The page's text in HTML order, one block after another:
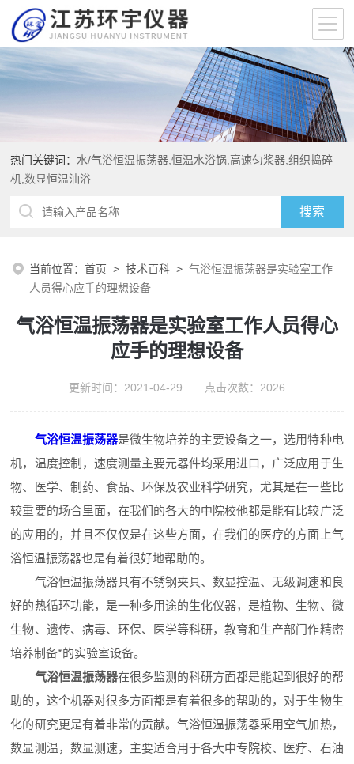
热门关键词： 水/气浴恒温振荡器,恒温水浴锅,高速匀浆器,组织捣碎
机,数显恒温油浴
当前位置：首页 >技术百科 >气浴恒温振荡器是实验室工作
人员得心应手的理想设备
气浴恒温振荡器是实验室工作人员得心
应手的理想设备
更新时间：2021-04-29 点击次数：2026
气浴恒温振荡器是微生物培养的主要设备之一，选用特种电
机，温度控制，速度测量主要元器件均采用进口，广泛应用于生
物、医学、制药、食品、环保及农业科学研究，尤其是在一些比
较重要的场合里面，在我们的各大的中院校他都是能有比较广泛
的应用的，并且不仅仅是在这些方面，在我们的医疗的方面上气
浴恒温振荡器也是有着很好地帮助的。
气浴恒温振荡器具有不锈钢夹具、数显控温、无级调速和良
好的热循环功能，是一种多用途的生化仪器，是植物、生物、微
生物、遗传、病毒、环保、医学等科研，教育和生产部门作精密
培养制备*的实验室设备。
气浴恒温振荡器在很多监测的科研方面都是能起到很好的帮
助的，这个机器对很多方面都是有着很多的帮助的，对于生物生
化的研究更是有着非常的贡献。气浴恒温振荡器采用空气加热，
数显测温，数显测速，主要适合用于各大中专院校、医疗、石油